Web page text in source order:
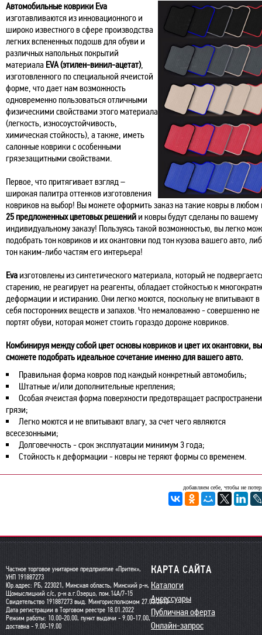
Автомобильные коврики Eva
изготавливаются из инновационного и
широко известного в сфере производства
легких вспененных подошв для обуви и
различных напольных покрытий
материала EVA (этилен-винил-ацетат),
изготовленного по специальной ячеистой
форме, что дает нам возможность
одновременно пользоваться отличными
физическими свойствами этого материала
(легкость, износоустойчивость,
химическая стойкость), а также, иметь
салонные коврики с особенными
грязезащитными свойствами.
Первое, что притягивает взгляд –
широкая палитра оттенков изготовления
ковриков на выбор! Вы можете оформить заказ на такие ковры в любом
25 предложенных цветовых решений и ковры будут сделаны по вашему
индивидуальному заказу! Пользуясь такой возможностью, вы легко
подобрать тон ковриков и их окантовки под тон кузова вашего авто,
тон каким-либо частям его интерьера!
Eva изготовлены из синтетического материала, который не
старению, не реагирует на реагенты, обладает стойкостью к
деформации и истиранию. Они легко моются, поскольку не впитывают в
себя посторонних веществ и запахов. Что немаловажно - совершенно не
портят обуви, которая может стоить гораздо дороже ковриков.
Комбинируя между собой цвет основы ковриков и цвет их окантовки, вы
сможете подобрать идеальное сочетание именно для вашего авто.
Правильная форма ковров под каждый конкретный автомобиль;
Штатные и/или дополнительные крепления;
Особая ячеистая форма поверхности предотвращает
грязи;
Легко моются и не впитывают влагу, за счет чего являются
всесезонными;
Долговечность - срок эксплуатации минимум 3 года;
Стойкость к деформации - ковры не теряют формы со временем.
добавляем себе, чтобы не
Частное торговое унитарное предприятие «Притек»,
УНП 191887273
Юр.адрес: РБ, 223021, Минская область, Минский р-н,
Щомыслицкий с/с, р-н а.г.Озерцо, пом.14А/7-15
Свидетельство 191887273 выд. Мингорисполкомом 27.03.2013
Дата регистрации в Торговом реестре 18.01.2022
Режим работы: 10.00-20.00, пункт выдачи - 9.00-17.00,
доставка - 9.00-19.00
КАРТА САЙТА
Каталоги
Аксессуары
Публичная оферта
Онлайн-запрос